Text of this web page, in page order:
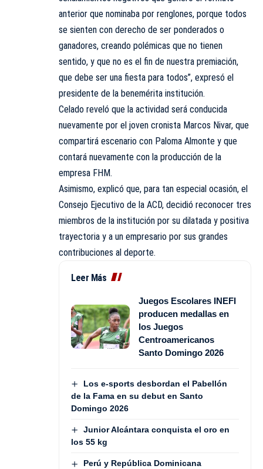
anterior que nominaba por renglones, porque todos
se sienten con derecho de ser ponderados o
ganadores, creando polémicas que no tienen
sentido, y que no es el fin de nuestra premiación,
que debe ser una fiesta para todos”, expresó el
presidente de la benemérita institución.
Celado reveló que la actividad será conducida
nuevamente por el joven cronista Marcos Nivar, que
compartirá escenario con Paloma Almonte y que
contará nuevamente con la producción de la
empresa FHM.
Asimismo, explicó que, para tan especial ocasión, el
Consejo Ejecutivo de la ACD, decidió reconocer tres
miembros de la institución por su dilatada y positiva
trayectoria y a un empresario por sus grandes
contribuciones al deporte.
Leer Más
Juegos Escolares INEFI
producen medallas en
los Juegos
Centroamericanos
Santo Domingo 2026
Los e-sports desbordan el Pabellón
de la Fama en su debut en Santo
Domingo 2026
Junior Alcántara conquista el oro en
los 55 kg
Perú y República Dominicana